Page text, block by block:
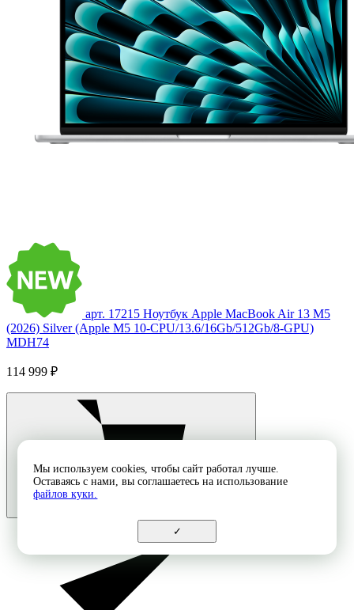
арт. 17215 Ноутбук Apple MacBook Air 13 M5
(2026) Silver (Apple M5 10-CPU/13.6/16Gb/512Gb/8-GPU)
MDH74
114 999 ₽
Мы используем cookies, чтобы сайт работал лучше.
Оставаясь с нами, вы соглашаетесь на использование
файлов куки.
✓